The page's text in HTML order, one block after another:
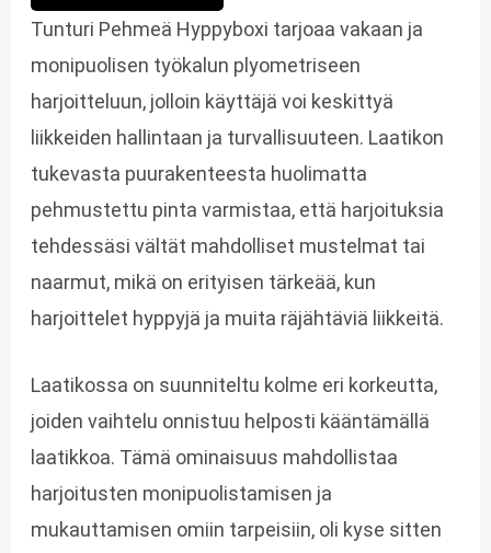
Tunturi Pehmeä Hyppyboxi tarjoaa vakaan ja
monipuolisen työkalun plyometriseen
harjoitteluun, jolloin käyttäjä voi keskittyä
liikkeiden hallintaan ja turvallisuuteen. Laatikon
tukevasta puurakenteesta huolimatta
pehmustettu pinta varmistaa, että harjoituksia
tehdessäsi vältät mahdolliset mustelmat tai
naarmut, mikä on erityisen tärkeää, kun
harjoittelet hyppyjä ja muita räjähtäviä liikkeitä.
Laatikossa on suunniteltu kolme eri korkeutta,
joiden vaihtelu onnistuu helposti kääntämällä
laatikkoa. Tämä ominaisuus mahdollistaa
harjoitusten monipuolistamisen ja
mukauttamisen omiin tarpeisiin, oli kyse sitten